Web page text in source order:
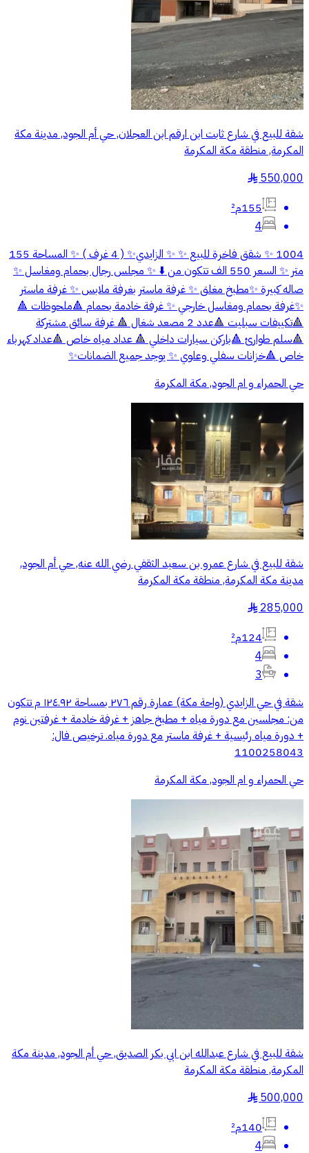
شقة للبيع في شارع ثابت ابن ارقم ابن العجلان, حي أم الجود, مدينة مكة
المكرمة, منطقة مكة المكرمة
550,000
§
155م²
4
1004 ✨ شقق فاخرة للبيع ✨ ✨ الزايدي✨ ( 4 غرف ) ✨ المساحة 155
متر ✨ السعر 550 الف تتكون من ⬇️ ✨ مجلس رجال بحمام ومغاسل ✨
صاله كبيرة ✨مطبخ مغلق ✨ غرفة ماستر بغرفة ملابس ✨ غرفة ماستر
✨غرفة بحمام ومغاسل خارجي ✨ غرفة خادمة بحمام 🔺ملحوظات 🔺
🔺تكييفات سبليت 🔺عدد 2 مصعد شغال 🔺 غرفة سائق مشتركة
🔺سلم طوارئ 🔺باركن سيارات داخلي 🔺 عداد مياه خاص 🔺عداد كهرباء
خاص 🔺خزانات سفلي وعلوي ✨ يوجد جميع الضمانات✨
حي الحمراء و ام الجود, مكة المكرمة
شقة للبيع في شارع عمرو بن سعيد الثقفي رضي الله عنه, حي أم الجود,
مدينة مكة المكرمة, منطقة مكة المكرمة
285,000
§
124م²
4
3
شقة في حي الزايدي (واحة مكة) عمارة رقم ٢٧٦ بمساحة ١٢٤.٩٢ م تتكون
من: مجلسين مع دورة مياه + مطبخ جاهز + غرفة خادمة + غرفتين نوم
+ دورة مياه رئيسية + غرفة ماستر مع دورة مياه. ترخيص فال:
1100258043
حي الحمراء و ام الجود, مكة المكرمة
شقة للبيع في شارع عبدالله ابن ابي بكر الصديق, حي أم الجود, مدينة مكة
المكرمة, منطقة مكة المكرمة
500,000
§
140م²
4